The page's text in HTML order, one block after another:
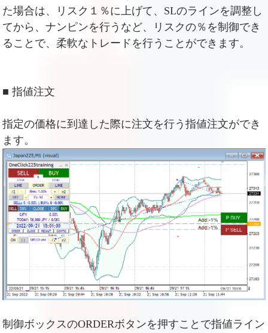
た場合は、リスク１％に上げて、SLのラインを調整し
てから、ナンピンを行うなど、リスクの％を制御でき
ることで、柔軟なトレードを行うことができます。
■ 指値注文
指定の価格に到達した際に注文を行う指値注文ができ
ます。
制御ボックスのORDERボタンを押すことで指値ライン